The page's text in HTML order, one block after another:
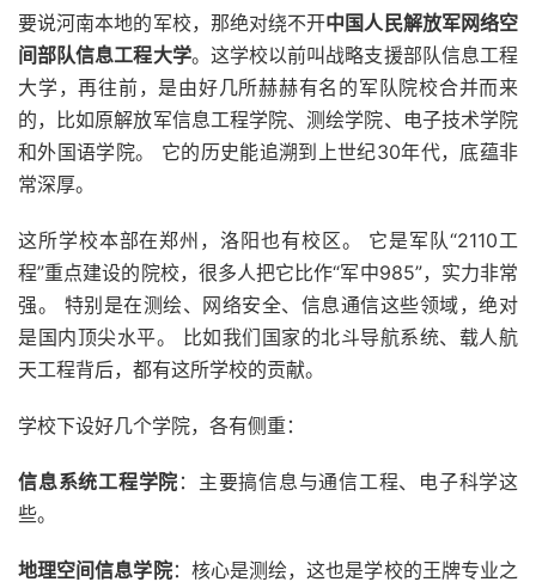
要说河南本地的军校，那绝对绕不开中国人民解放军网络空
间部队信息工程大学。这学校以前叫战略支援部队信息工程
大学，再往前，是由好几所赫赫有名的军队院校合并而来
的，比如原解放军信息工程学院、测绘学院、电子技术学院
和外国语学院。 它的历史能追溯到上世纪30年代，底蕴非
常深厚。
这所学校本部在郑州，洛阳也有校区。 它是军队“2110工
程”重点建设的院校，很多人把它比作“军中985”，实力非常
强。 特别是在测绘、网络安全、信息通信这些领域，绝对
是国内顶尖水平。 比如我们国家的北斗导航系统、载人航
天工程背后，都有这所学校的贡献。
学校下设好几个学院，各有侧重：
信息系统工程学院 ：主要搞信息与通信工程、电子科学这
些。
地理空间信息学院：核心是测绘，这也是学校的王牌专业之